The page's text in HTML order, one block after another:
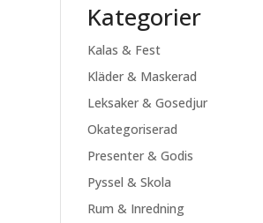
Kategorier
Kalas & Fest
Kläder & Maskerad
Leksaker & Gosedjur
Okategoriserad
Presenter & Godis
Pyssel & Skola
Rum & Inredning